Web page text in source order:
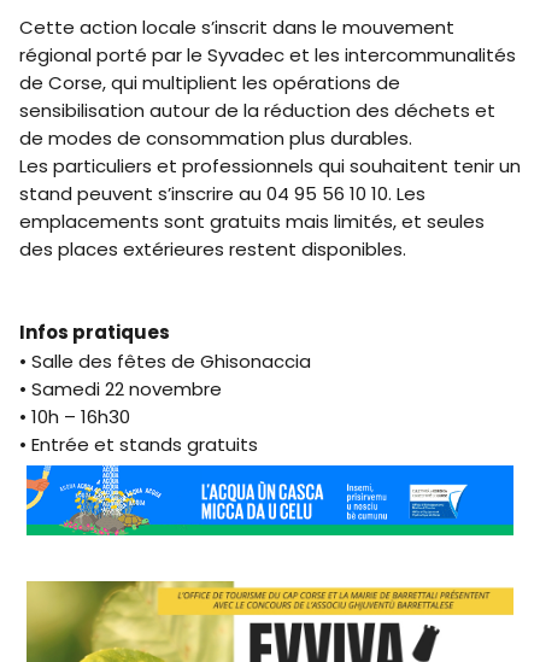
Cette action locale s’inscrit dans le mouvement
régional porté par le Syvadec et les intercommunalités
de Corse, qui multiplient les opérations de
sensibilisation autour de la réduction des déchets et
de modes de consommation plus durables.
Les particuliers et professionnels qui souhaitent tenir un
stand peuvent s’inscrire au 04 95 56 10 10. Les
emplacements sont gratuits mais limités, et seules
des places extérieures restent disponibles.
Infos pratiques
• Salle des fêtes de Ghisonaccia
• Samedi 22 novembre
• 10h – 16h30
• Entrée et stands gratuits